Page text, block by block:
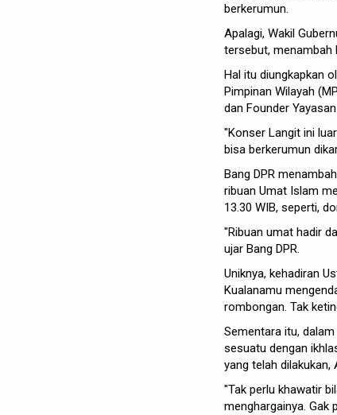
berkerumun.
Apalagi, Wakil
tersebut, menambah
Hal itu diungkapkan
Pimpinan Wilayah
dan Founder
"Konser Langit ini
bisa berkerumun
Bang DPR
ribuan Umat Islam
13.30 WIB, seperti,
"Ribuan umat hadir
ujar Bang DPR.
Uniknya, kehadiran
Kualanamu
rombongan. Tak
Sementara itu,
sesuatu dengan
yang telah dilakukan,
"Tak perlu khawatir
menghargainya. Gak